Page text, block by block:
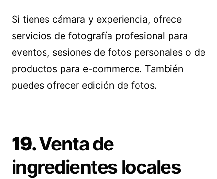
Si tienes cámara y experiencia, ofrece
servicios de fotografía profesional para
eventos, sesiones de fotos personales o de
productos para e-commerce. También
puedes ofrecer edición de fotos.
19.Venta de
ingredientes locales